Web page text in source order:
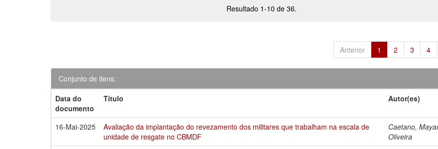
Resultado 1-10 de 36.
Anterior 1 2 3 4
Conjunto de itens:
Data do
documento
Título Autor(es)
16-Mai-2025
Avaliação da implantação do revezamento dos militares que trabalham na escala de
unidade de resgate no CBMDF
Caetano,
Oliveira